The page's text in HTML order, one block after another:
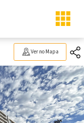
Ver no Mapa